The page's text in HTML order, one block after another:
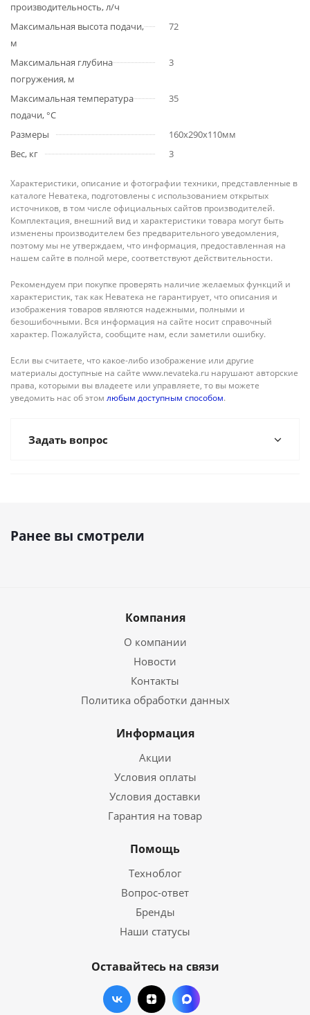
производительность, л/ч
Максимальная высота подачи,
м
72
Максимальная глубина
погружения, м
3
Максимальная температура
подачи, °С
35
Размеры
160x290x110мм
Вес, кг
3
Характеристики, описание и фотографии техники, представленные в
каталоге Неватека, подготовлены с использованием открытых
источников, в том числе официальных сайтов производителей.
Комплектация, внешний вид и характеристики товара могут быть
изменены производителем без предварительного уведомления,
поэтому мы не утверждаем, что информация, предоставленная на
нашем сайте в полной мере, соответствуют действительности.
Рекомендуем при покупке проверять наличие желаемых функций и
характеристик, так как Неватека не гарантирует, что описания и
изображения товаров являются надежными, полными и
безошибочными. Вся информация на сайте носит справочный
характер. Пожалуйста, сообщите нам, если заметили ошибку.
Если вы считаете, что какое-либо изображение или другие
материалы доступные на сайте www.nevateka.ru нарушают авторские
права, которыми вы владеете или управляете, то вы можете
уведомить нас об этом любым доступным способом.
Задать вопрос
Ранее вы смотрели
Компания
О компании
Новости
Контакты
Политика обработки данных
Информация
Акции
Условия оплаты
Условия доставки
Гарантия на товар
Помощь
Техноблог
Вопрос-ответ
Бренды
Наши статусы
Оставайтесь на связи